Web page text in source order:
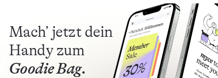
Mach’ jetzt dein
Handy zum
Goodie Bag.